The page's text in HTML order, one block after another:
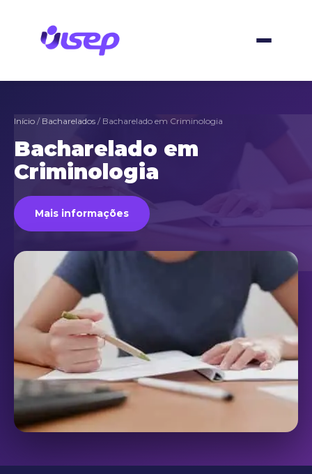
Início / Bacharelados / Bacharelado em Criminologia
Bacharelado em
Criminologia
Mais informações